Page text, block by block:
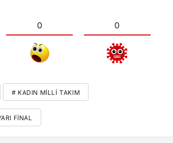
0 0
# KADIN MILLI TAKIM
FINAL